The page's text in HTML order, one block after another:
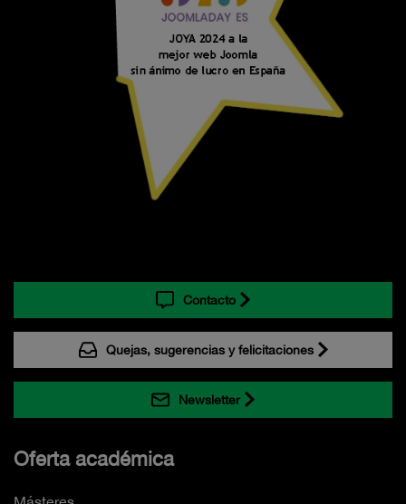
Contacto
Quejas, sugerencias y felicitaciones
Newsletter
Oferta académica